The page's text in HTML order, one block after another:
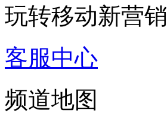
玩转移动新营销
客服中心
频道地图